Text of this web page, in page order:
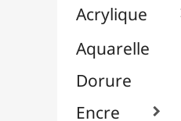
À l'Unité 
Sans Cuisson
Packs / Assortiments